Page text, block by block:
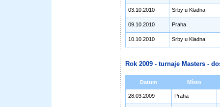
03.10.2010 Srby u Kladna
09.10.2010 Praha
10.10.2010 Srby u Kladna
Rok 2009 - turnaje Masters -
Datum Místo
28.03.2009 Praha